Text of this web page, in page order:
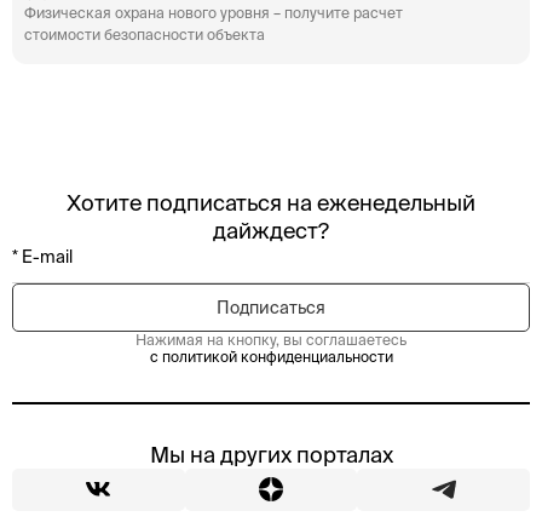
Физическая охрана нового уровня – получите расчет
стоимости безопасности объекта
Хотите подписаться на еженедельный
дайждест?
Нажимая на кнопку, вы соглашаетесь
с политикой конфиденциальности
Мы на других порталах